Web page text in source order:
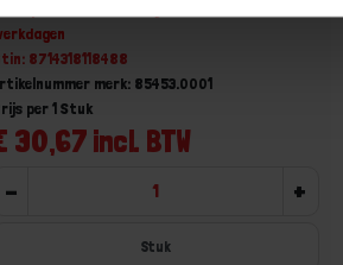
8714318118488
merk: 85453.0001
30,67 incl. BTW
per 1 Stuk
- +
Stuk